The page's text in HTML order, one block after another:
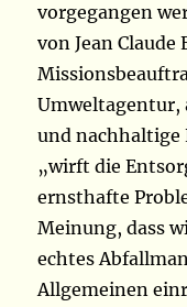
vorgegangen
von Jean
Umweltagentur,
und nachhaltige
„wirft die
ernsthafte
Meinung, dass
echtes
Allgemeinen